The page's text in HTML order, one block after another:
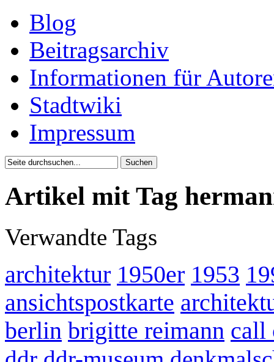
Blog
Beitragsarchiv
Informationen für
Stadtwiki
Impressum
Artikel mit Tag
Verwandte Tags
architektur 1950er 1953
ansichtspostkarte
berlin brigitte reimann call